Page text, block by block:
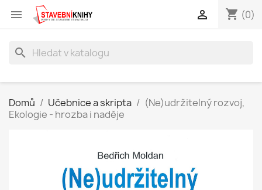
 shopping_cart (0)

search
Domů Učebnice a skripta
(Ne)udržitelný rozvoj,
Ekologie - hrozba i naděje